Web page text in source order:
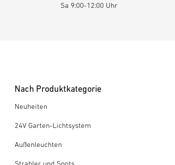
Sa 9:00-12:00 Uhr
Nach Produktkategorie
Neuheiten
24V Garten-Lichtsystem
Außenleuchten
Strahler und Spots